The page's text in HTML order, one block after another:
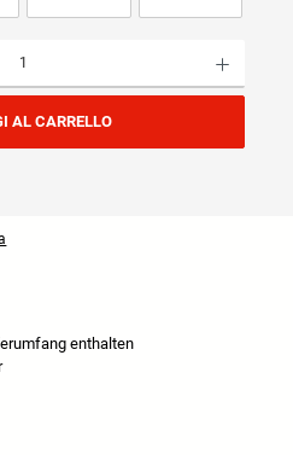
AL CARRELLO
enthalten